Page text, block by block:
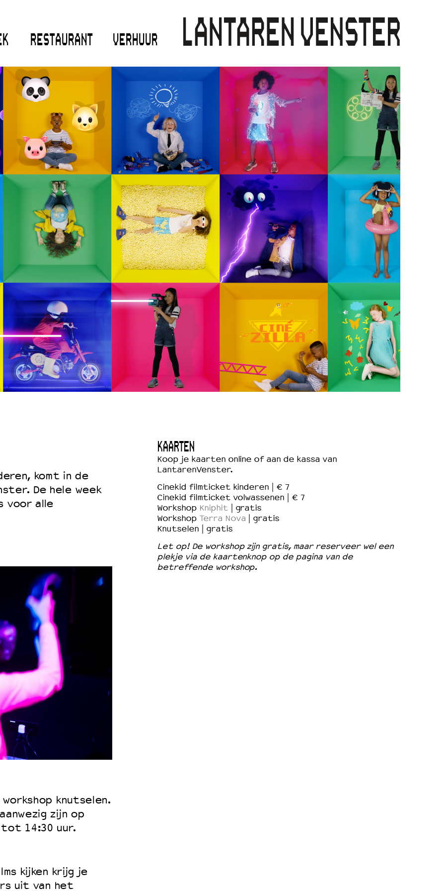
RESTAURANT VERHUUR
komt in de
De hele week
voor alle
knutselen.
zijn op
tot 14:30 uur.
kijken krijg je
uit van het
KAARTEN
Koop je kaarten online of aan de kassa van
LantarenVenster.
Cinekid filmticket kinderen | € 7
Cinekid filmticket volwassenen | € 7
Workshop Kniphit| gratis
Workshop Terra Nova | gratis
Knutselen | gratis
Let op! De workshop zijn gratis, maar reserveer wel een
plekje via de kaartenknop op de pagina van de
betreffende workshop.